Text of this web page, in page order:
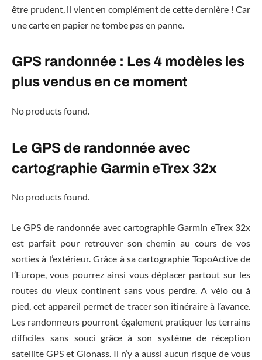
être prudent, il vient en complément de cette dernière ! Car
une carte en papier ne tombe pas en panne.
GPS randonnée : Les 4 modèles les
plus vendus en ce moment
No products found.
Le GPS de randonnée avec
cartographie Garmin eTrex 32x
No products found.
Le GPS de randonnée avec cartographie Garmin eTrex 32x
est parfait pour retrouver son chemin au cours de vos
sorties à l’extérieur. Grâce à sa cartographie TopoActive de
l’Europe, vous pourrez ainsi vous déplacer partout sur les
routes du vieux continent sans vous perdre. A vélo ou à
pied, cet appareil permet de tracer son itinéraire à l’avance.
Les randonneurs pourront également pratiquer les terrains
difficiles sans souci grâce à son système de réception
satellite GPS et Glonass. Il n’y a aussi aucun risque de vous